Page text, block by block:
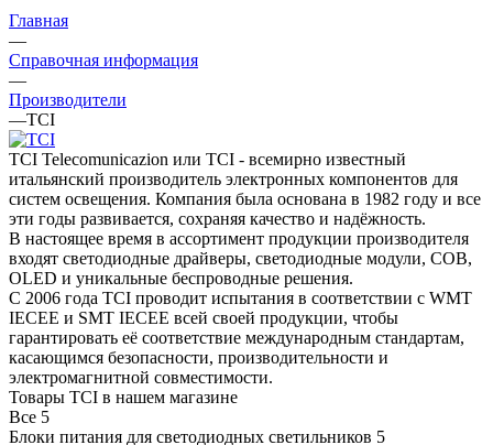
Главная
—
Справочная информация
—
Производители
—TCI
TCI Telecomunicazion или TCI - всемирно известный
итальянский производитель электронных компонентов для
систем освещения. Компания была основана в 1982 году и все
эти годы развивается, сохраняя качество и надёжность.
В настоящее время в ассортимент продукции производителя
входят светодиодные драйверы, светодиодные модули, COB,
OLED и уникальные беспроводные решения.
С 2006 года TCI проводит испытания в соответствии с WMT
IECEE и SMT IECEE всей своей продукции, чтобы
гарантировать её соответствие международным стандартам,
касающимся безопасности, производительности и
электромагнитной совместимости.
Товары TCI в нашем магазине
Все 5
Блоки питания для светодиодных светильников 5